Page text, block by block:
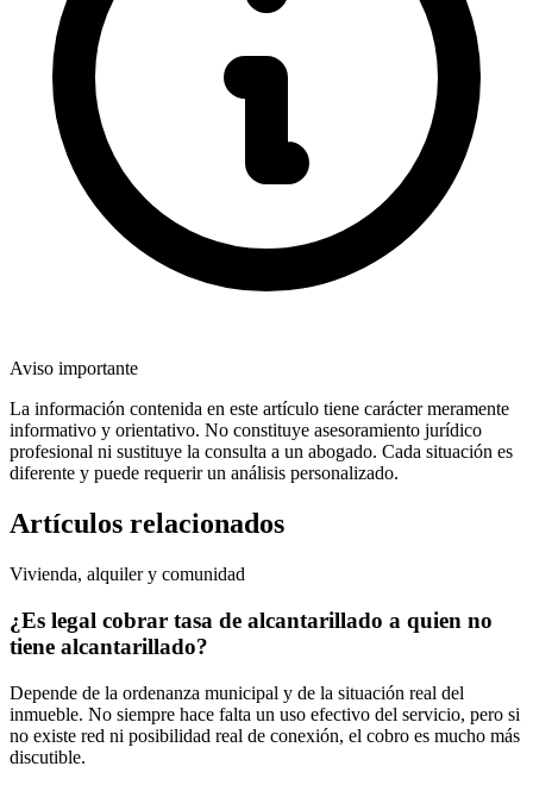
Aviso importante
La información contenida en este artículo tiene carácter meramente
informativo y orientativo. No constituye asesoramiento jurídico
profesional ni sustituye la consulta a un abogado. Cada situación es
diferente y puede requerir un análisis personalizado.
Artículos relacionados
Vivienda, alquiler y comunidad
¿Es legal cobrar tasa de alcantarillado a quien no
tiene alcantarillado?
Depende de la ordenanza municipal y de la situación real del
inmueble. No siempre hace falta un uso efectivo del servicio, pero si
no existe red ni posibilidad real de conexión, el cobro es mucho más
discutible.